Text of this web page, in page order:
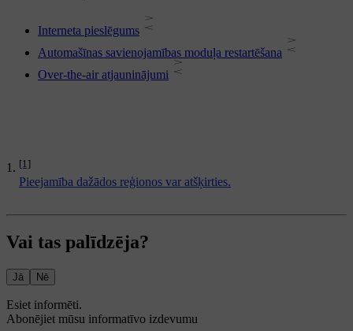
[1]
Pieejamība dažādos reģionos var atšķirties.
Interneta pieslēgums
Automašīnas savienojamības moduļa restartēšana
Over-the-air atjauninājumi
Vai tas palīdzēja?
Jā Nē